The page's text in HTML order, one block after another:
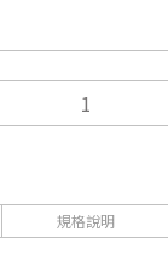
規格說明